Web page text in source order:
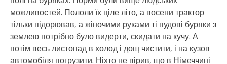
можливостей. Пололи їх ціле літо, а восени трактор
тільки підорював, а жіночими руками ті пудові буряки з
землею потрібно було видерти, скидати на кучу. А
потім весь листопад в холод і дощ чистити, і на кузов
автомобіля погрузити. Ніхто не вірив, що в Німеччині